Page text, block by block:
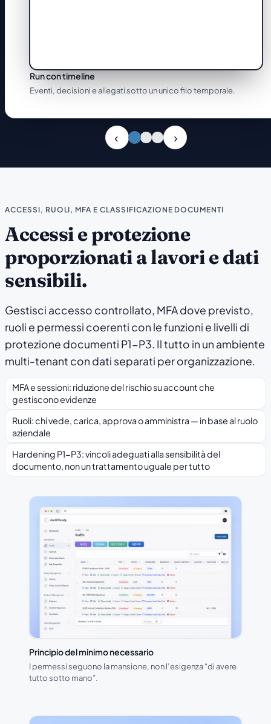
Run con timeline
Eventi, decisioni e allegati sotto un unico filo temporale.
ACCESSI, RUOLI, MFA E CLASSIFICAZIONE DOCUMENTI
Accessi e protezione
proporzionati a lavori e dati
sensibili.
Gestisci accesso controllato, MFA dove previsto,
ruoli e permessi coerenti con le funzioni e livelli di
protezione documenti P1-P3. Il tutto in un ambiente
multi-tenant con dati separati per organizzazione.
MFA e sessioni: riduzione del rischio su account che
gestiscono evidenze
Ruoli: chi vede, carica, approva o amministra — in base al ruolo
aziendale
Hardening P1-P3: vincoli adeguati alla sensibilità del
documento, non un trattamento uguale per tutto
Principio del minimo necessario
I permessi seguono la mansione, non l’esigenza “di avere
tutto sotto mano”.